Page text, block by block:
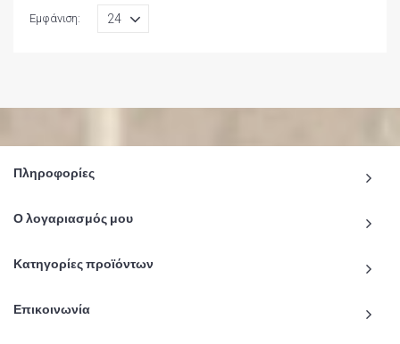
Εμφάνιση:
Πληροφορίες
Ο λογαριασμός μου
Κατηγορίες προϊόντων
Επικοινωνία